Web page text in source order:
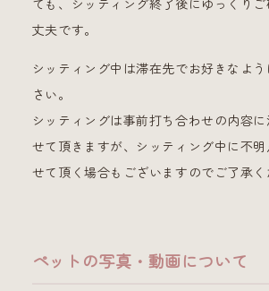
ても、シッティング終了後にゆっくり
丈夫です。
シッティング中は滞在先でお好きなよ
さい。
シッティングは事前打ち合わせの内容に
せて頂きますが、シッティング中に不明
せて頂く場合もございますのでご了承く
ペットの写真・動画について